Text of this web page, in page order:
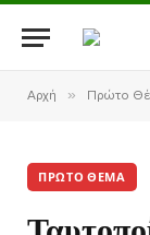
Αρχή » Πρώτο
ΠΡΏΤΟ ΘΈΜΑ